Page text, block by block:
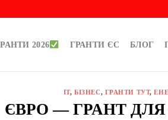
2026 ГРАНТИ ЄС БЛОГ
IT,БІЗНЕС, ГРАНТИ ТУТ,
ЄВРО — ГРАНТ